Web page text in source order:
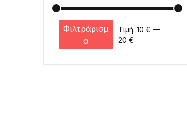
Ελάχιστη τιμή
Μέγιστη τιμή
Φιλτράρισμ
α
Τιμή: 10 € —
20 €